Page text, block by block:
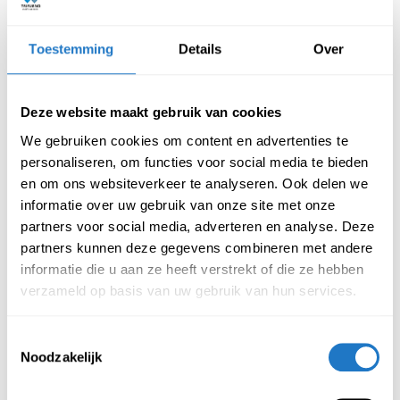
Toestemming Details Over
Deze website maakt gebruik van cookies
We gebruiken cookies om content en advertenties te
personaliseren, om functies voor social media te bieden
en om ons websiteverkeer te analyseren. Ook delen we
informatie over uw gebruik van onze site met onze
partners voor social media, adverteren en analyse. Deze
partners kunnen deze gegevens combineren met andere
informatie die u aan ze heeft verstrekt of die ze hebben
verzameld op basis van uw gebruik van hun services.
Noodzakelijk
combinatie met deze eco-lederen zitting is dit een chique doch
betaalbare stoel perfect passend in een horeca interieur of
bedrijfsinterieur. Onderstaand vindt u de kenmerken van deze
stoel:
Kenmerken stoel Nox eco-leer:
Industriële stoel
Is waterafstotend
Dikte onderstel: 3 cm